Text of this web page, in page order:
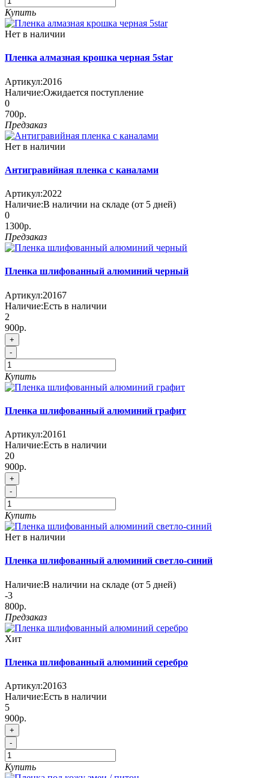
Купить
Нет в наличии
Пленка алмазная крошка черная 5star
Артикул:2016
Наличие:Ожидается поступление
0
700р.
Предзаказ
Нет в наличии
Антигравийная пленка с каналами
Артикул:2022
Наличие:В наличии на складе (от 5 дней)
0
1300р.
Предзаказ
Пленка шлифованный алюминий черный
Артикул:20167
Наличие:Есть в наличии
2
900р.
+
-
Купить
Пленка шлифованный алюминий графит
Артикул:20161
Наличие:Есть в наличии
20
900р.
+
-
Купить
Нет в наличии
Пленка шлифованный алюминий светло-синий
Наличие:В наличии на складе (от 5 дней)
-3
800р.
Предзаказ
Хит
Пленка шлифованный алюминий серебро
Артикул:20163
Наличие:Есть в наличии
5
900р.
+
-
Купить